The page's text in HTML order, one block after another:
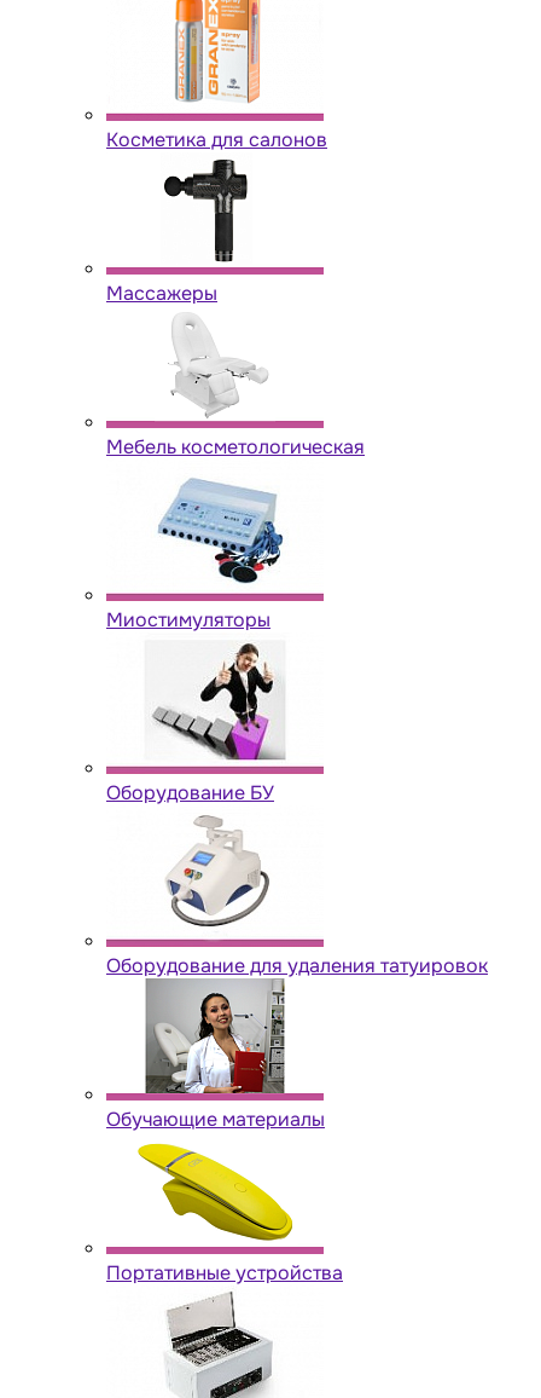
Косметика для салонов
Массажеры
Мебель косметологическая
Миостимуляторы
Оборудование БУ
Оборудование для удаления татуировок
Обучающие материалы
Портативные устройства